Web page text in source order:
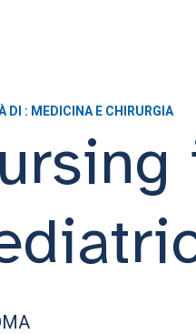
DI : MEDICINA E CHIRURGIA